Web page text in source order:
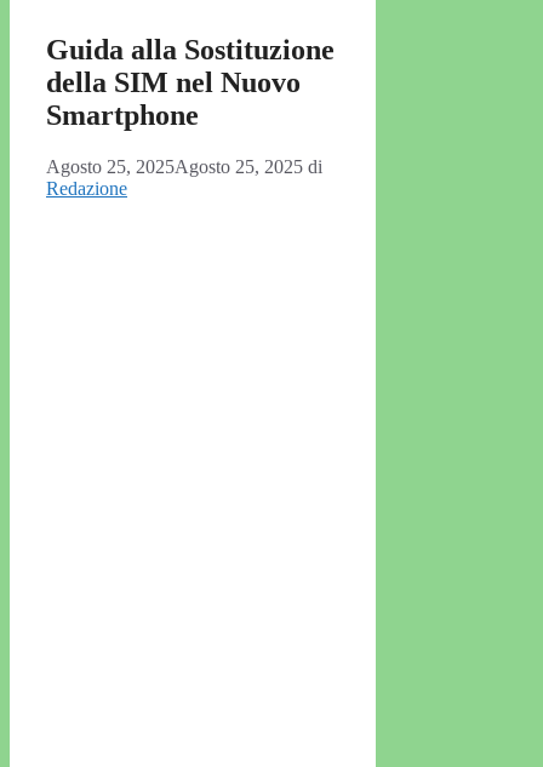
Guida alla Sostituzione
della SIM nel Nuovo
Smartphone
Agosto 25, 2025Agosto 25, 2025 di
Redazione